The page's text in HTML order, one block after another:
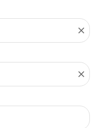
close
close